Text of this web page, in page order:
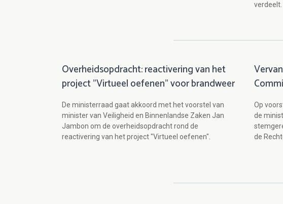
verdeelt.
Overheidsopdracht: reactivering van het
project "Virtueel oefenen" voor brandweer
De ministerraad gaat akkoord met het voorstel van
minister van Veiligheid en Binnenlandse Zaken Jan
Jambon om de overheidsopdracht rond de
reactivering van het project "Virtueel oefenen".
Op
de
de